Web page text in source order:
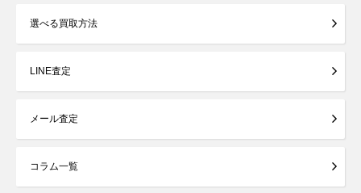
選べる買取方法
LINE査定
メール査定
コラム一覧